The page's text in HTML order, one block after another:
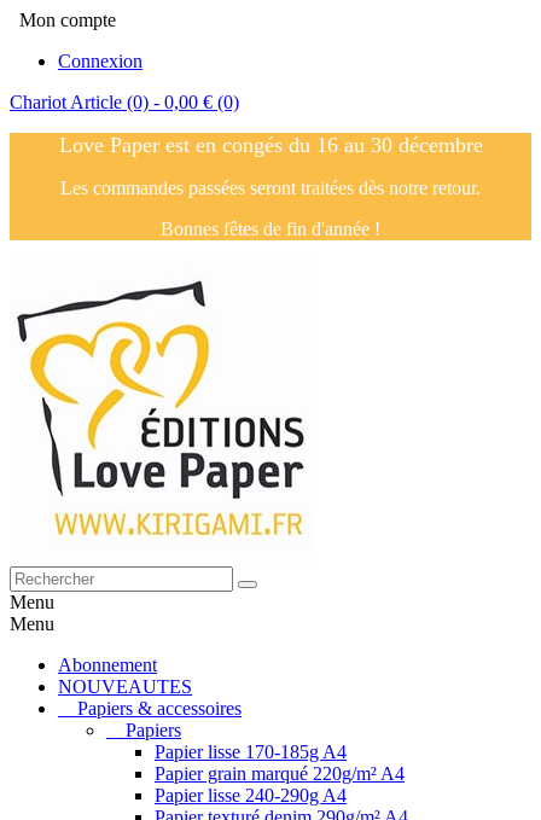
Mon compte
Connexion
Chariot Article (0) - 0,00 € (0)
Love Paper est en congés du 16 au 30 décembre
Les commandes passées seront traitées dès notre retour.
Bonnes fêtes de fin d'année !
Menu
Menu
Abonnement
NOUVEAUTES
Papiers & accessoires
Papiers
Papier lisse 170-185g A4
Papier grain marqué 220g/m² A4
Papier lisse 240-290g A4